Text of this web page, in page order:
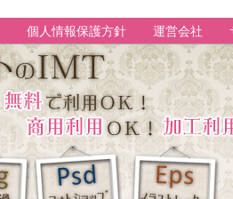
個人情報保護方針 運営会社